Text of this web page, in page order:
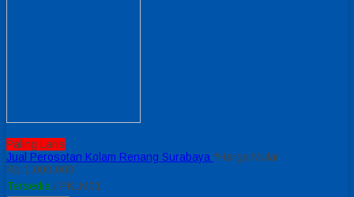
Paling Laris
Jual Perosotan Kolam Renang Surabaya *Harga Mulai
Rp 1.000.000
Tersedia / PKLM01